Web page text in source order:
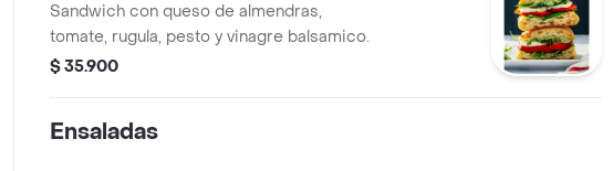
Sandwich con queso de almendras,
tomate, rugula, pesto y vinagre balsamico.
$ 35.900
Ensaladas